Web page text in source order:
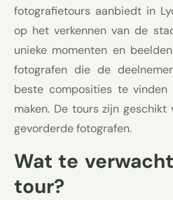
fotografietours aanbiedt in
op het verkennen van de
unieke momenten en
fotografen die de
beste composities te
maken. De tours zijn
gevorderde fotografen.
Wat te
tour?